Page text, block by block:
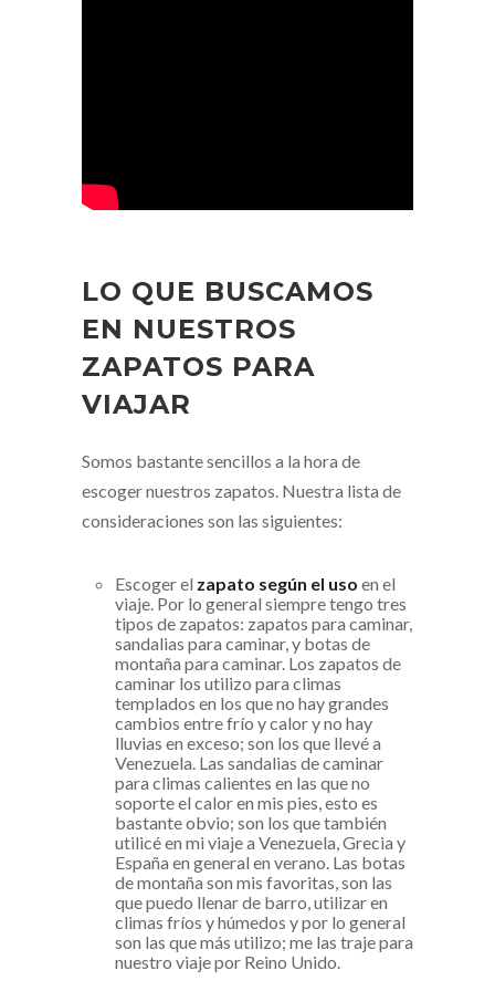
LO QUE BUSCAMOS
EN NUESTROS
ZAPATOS PARA
VIAJAR
Somos bastante sencillos a la hora de
escoger nuestros zapatos. Nuestra lista de
consideraciones son las siguientes:
Escoger el zapato según el uso en el
viaje. Por lo general siempre tengo tres
tipos de zapatos: zapatos para caminar,
sandalias para caminar, y botas de
montaña para caminar. Los zapatos de
caminar los utilizo para climas
templados en los que no hay grandes
cambios entre frío y calor y no hay
lluvias en exceso; son los que llevé a
Venezuela. Las sandalias de caminar
para climas calientes en las que no
soporte el calor en mis pies, esto es
bastante obvio; son los que también
utilicé en mi viaje a Venezuela, Grecia y
España en general en verano. Las botas
de montaña son mis favoritas, son las
que puedo llenar de barro, utilizar en
climas fríos y húmedos y por lo general
son las que más utilizo; me las traje para
nuestro viaje por Reino Unido.